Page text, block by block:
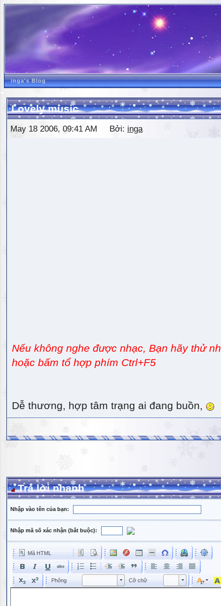
inga's Blog
Lovely music
May 18 2006, 09:41 AM Bởi: inga
Nếu không nghe được nhạc, Bạn hãy thử
hoặc bấm tổ hợp phím Ctrl+F5
Dễ thương, hợp tâm trạng ai đang buồn,
Trả lời nhanh
Nhập vào tên của bạn:
Nhập mã số xác nhận (bắt buộc):
Mã HTML
Phông Phông Cỡ chữ Kích cỡ phông